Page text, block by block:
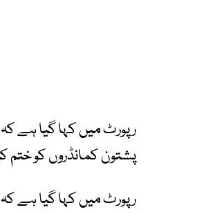
رپورٹ میں کہا گیا ہے
پشتون کمانڈروں کو ختم
رپورٹ میں کہا گیا ہے